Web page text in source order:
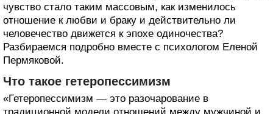
чувство стало таким массовым, как изменилось
отношение к любви и браку и действительно ли
человечество движется к эпохе одиночества?
Разбираемся подробно вместе с психологом Еленой
Пермяковой.
Что такое гетеропессимизм
«Гетеропессимизм — это разочарование в
традиционной модели отношений между мужчиной и